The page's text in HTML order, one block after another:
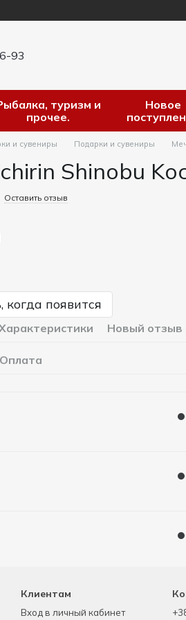
93
туризм и
прочее.
Новое
и сувениры Подарки и сувениры
Shinobu
Оставить отзыв
когда появится
Новый отзыв
Оплата
Клиентам
Вход в личный кабинет